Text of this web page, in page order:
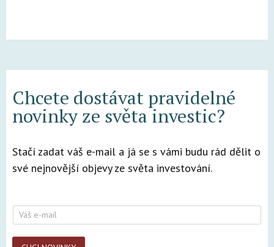
Chcete dostávat pravidelné
novinky ze světa investic?
Stačí zadat váš e-mail a já se s vámi budu rád dělit o
své nejnovější objevy ze světa investování.
E
a